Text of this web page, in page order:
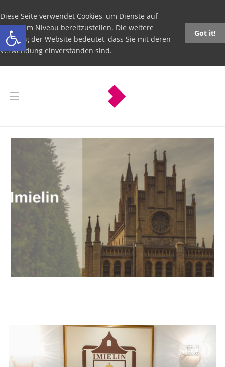
Open toolbar
Diese Seite verwendet Cookies, um Dienste auf
höchstem Niveau bereitzustellen. Die weitere
Nutzung der Website bedeutet, dass Sie mit deren
Verwendung einverstanden sind.
Got it!
Imielin